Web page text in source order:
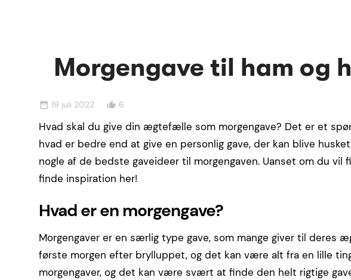
Morgengave til ham og
date_range 19 juli 2022 thumb_up_alt 6
Hvad skal du give din ægtefælle som morgengave? Det er et
hvad er bedre end at give en personlig gave, der kan blive
nogle af de bedste gaveideer til morgengaven. Uanset om du
finde inspiration her!
Hvad er en morgengave?
Morgengaver er en særlig type gave, som mange giver til deres
første morgen efter brylluppet, og det kan være alt fra en lille
morgengaver, og det kan være svært at finde den helt rigtige